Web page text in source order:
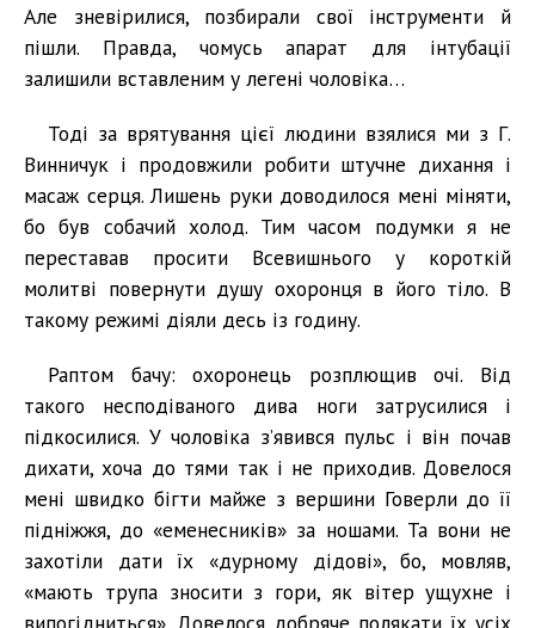
Але зневірилися, позбирали свої інструменти й
пішли. Правда, чомусь апарат для інтубації
залишили вставленим у легені чоловіка…
Тоді за врятування цієї людини взялися ми з Г.
Винничук і продовжили робити штучне дихання і
масаж серця. Лишень руки доводилося мені міняти,
бо був собачий холод. Тим часом подумки я не
переставав просити Всевишнього у короткій
молитві повернути душу охоронця в його тіло. В
такому режимі діяли десь із годину.
Раптом бачу: охоронець розплющив очі. Від
такого несподіваного дива ноги затрусилися і
підкосилися. У чоловіка з’явився пульс і він почав
дихати, хоча до тями так і не приходив. Довелося
мені швидко бігти майже з вершини Говерли до її
підніжжя, до «еменесників» за ношами. Та вони не
захотіли дати їх «дурному дідові», бо, мовляв,
«мають трупа зносити з гори, як вітер ущухне і
випогідниться». Довелося добряче полякати їх усіх